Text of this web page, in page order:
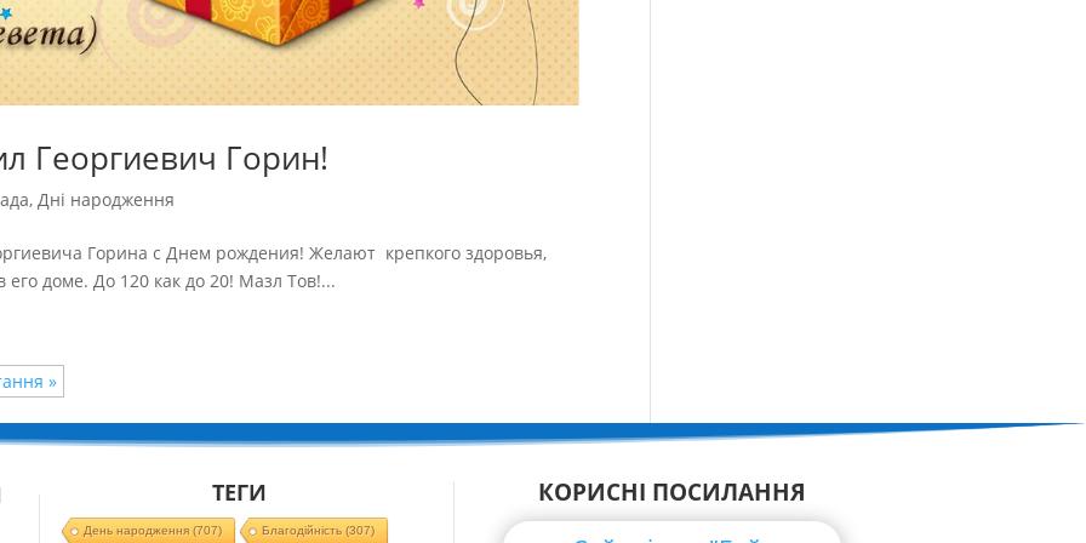
Георгиевич Горин!
,Дні народження
Горина с Днем рождения! Желают крепкого здоровья,
его доме. До 120 как до 20! Мазл Тов!...
»
ТЕГИ
День народження(707) Благодійність (307)
КОРИСНІ ПОСИЛАННЯ